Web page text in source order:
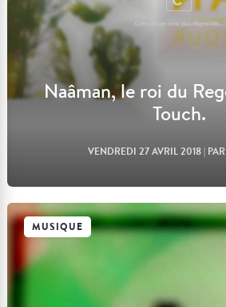
Naâman, le roi du
Touch.
VENDREDI 27 AVRIL 2018|
Lire l'article
MUSIQUE